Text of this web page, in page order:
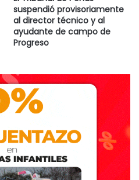
suspendió provisoriamente
al director técnico y al
ayudante de campo de
Progreso